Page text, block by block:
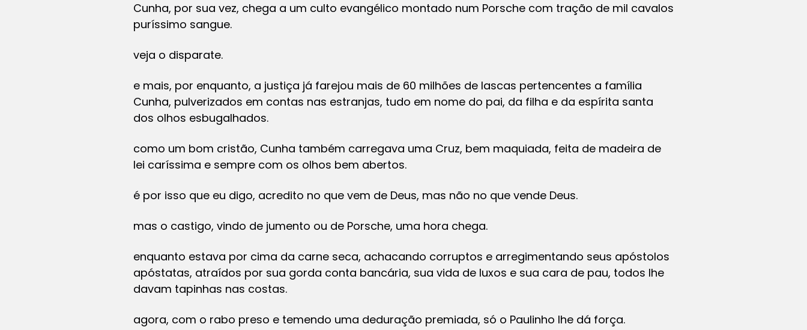
Cunha, por sua vez, chega a um culto evangélico montado num Porsche com tração de mil cavalos
puríssimo sangue.
veja o disparate.
e mais, por enquanto, a justiça já farejou mais de 60 milhões de lascas pertencentes a família
Cunha, pulverizados em contas nas estranjas, tudo em nome do pai, da filha e da espírita santa
dos olhos esbugalhados.
como um bom cristão, Cunha também carregava uma Cruz, bem maquiada, feita de madeira de
lei caríssima e sempre com os olhos bem abertos.
é por isso que eu digo, acredito no que vem de Deus, mas não no que vende Deus.
mas o castigo, vindo de jumento ou de Porsche, uma hora chega.
enquanto estava por cima da carne seca, achacando corruptos e arregimentando seus apóstolos
apóstatas, atraídos por sua gorda conta bancária, sua vida de luxos e sua cara de pau, todos lhe
davam tapinhas nas costas.
agora, com o rabo preso e temendo uma deduração premiada, só o Paulinho lhe dá força.